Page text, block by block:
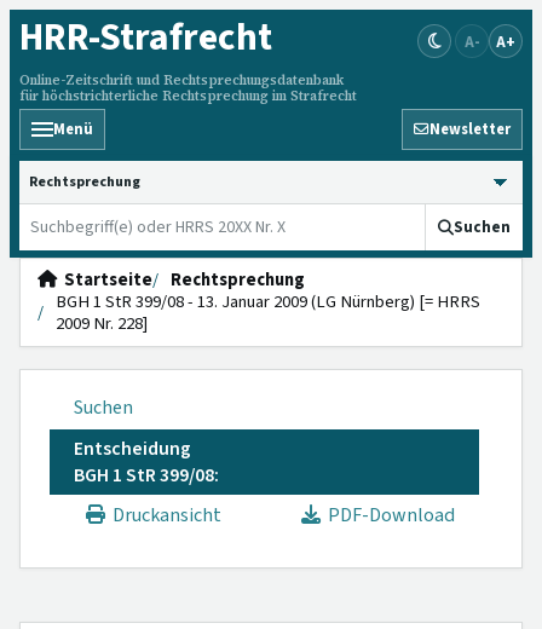
HRR-Strafrecht
Online-Zeitschrift und Rechtsprechungsdatenbank
für höchstrichterliche Rechtsprechung im Strafrecht
A- A+
Menü Newsletter
HRRS durchsuchen
Suchen
Startseite
Rechtsprechung
BGH 1 StR 399/08 - 13. Januar 2009 (LG Nürnberg) [= HRRS
2009 Nr. 228]
Suchen
Entscheidung
BGH 1 StR 399/08:
Druckansicht
PDF-Download